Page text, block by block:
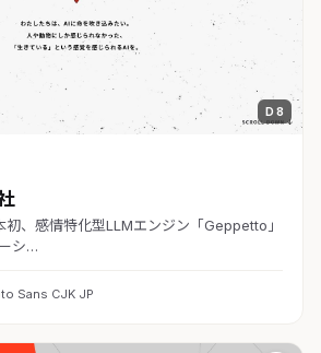
D 8
、感情特化型LLMエンジン「Geppetto」
シ…
Sans CJK JP